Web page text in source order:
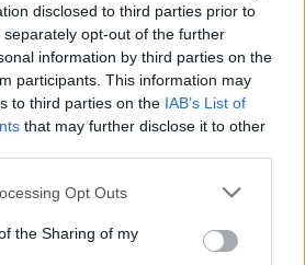
disclosed to third parties prior to
opt-out of the further
information by third parties on the
participants. This information may
to third parties on the IAB’s List of
that may further disclose it to other
Opt Outs
the Sharing of my
due squadre per ciascuno
Isole del Pacifico. La
continuazione della Colonial
Campionato provinciale
e del Campionato
che saranno poi
nazionali maggiori in